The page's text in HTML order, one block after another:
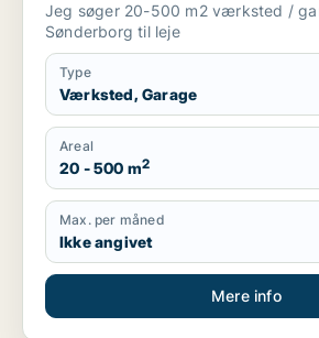
Jeg søger 20-500 m2 værksted /
Sønderborg til leje
Type
Værksted, Garage
Areal
20 - 500 m2
Max. per måned
Ikke angivet
Mere info